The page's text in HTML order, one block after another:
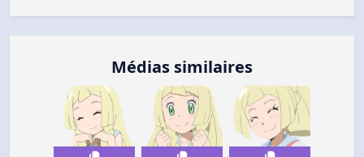
Médias similaires